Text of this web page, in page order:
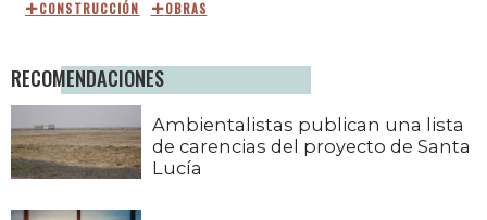
CONSTRUCCIÓN
OBRAS
RECOMENDACIONES
Ambientalistas publican una lista
de carencias del proyecto de Santa
Lucía